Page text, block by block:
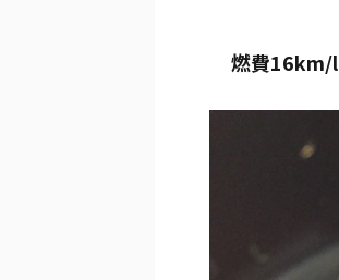
燃費16km/l